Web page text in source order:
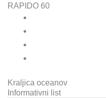
RAPIDO 60
Kraljica oceanov
Informativni list